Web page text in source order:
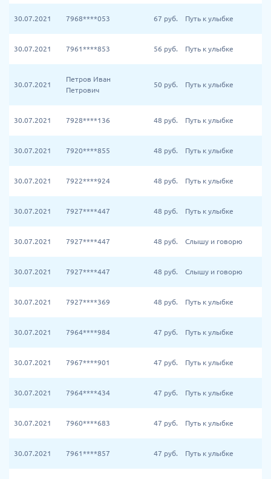
30.07.2021 7968****053 67 руб. Путь к улыбке
30.07.2021 7961****853 56 руб. Путь к улыбке
30.07.2021
Петров Иван
Петрович
50 руб. Путь к улыбке
30.07.2021 7928****136 48 руб. Путь к улыбке
30.07.2021 7920****855 48 руб. Путь к улыбке
30.07.2021 7922****924 48 руб. Путь к улыбке
30.07.2021 7927****447 48 руб. Путь к улыбке
30.07.2021 7927****447 48 руб. Слышу и говорю
30.07.2021 7927****447 48 руб. Слышу и говорю
30.07.2021 7927****369 48 руб. Путь к улыбке
30.07.2021 7964****984 47 руб. Путь к улыбке
30.07.2021 7967****901 47 руб. Путь к улыбке
30.07.2021 7964****434 47 руб. Путь к улыбке
30.07.2021 7960****683 47 руб. Путь к улыбке
30.07.2021 7961****857 47 руб. Путь к улыбке